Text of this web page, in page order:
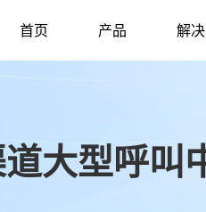
首页 产品 解
大型呼叫